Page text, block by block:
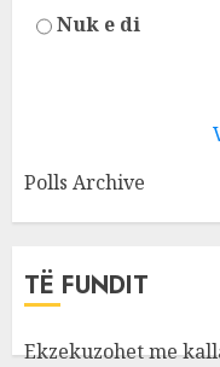
Nuk e di
Polls Archive
TË FUNDIT
Ekzekuzohet me